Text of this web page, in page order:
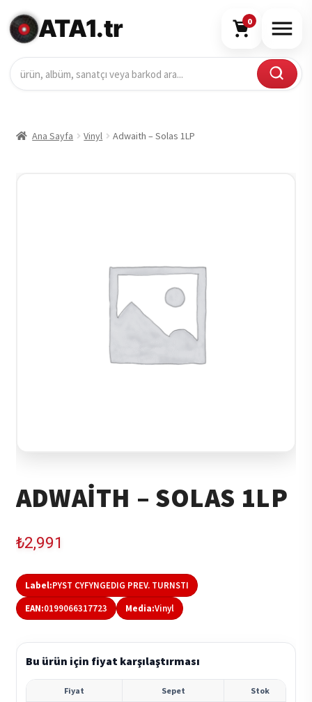
ATA1.tr 0
Ana Sayfa Vinyl Adwaith – Solas 1LP
ADWAITH – SOLAS 1LP
₺2,991
Label:PYST CYFYNGEDIG PREV. TURNSTI
EAN:0199066317723 Media:Vinyl
Bu ürün için fiyat karşılaştırması
Fiyat Sepet Stok